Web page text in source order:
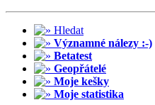
Hledat
Významné nálezy :-)
Betatest
Geopřátelé
Moje kešky
Moje statistika